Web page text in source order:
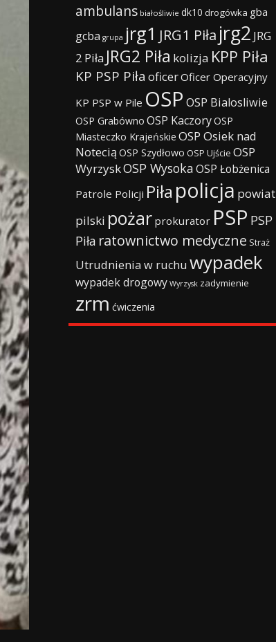
ambulans białośliwie dk10 drogówka gba
gcba grupa jrg1 JRG1 Piła jrg2 JRG
2 Piła JRG2 Piła kolizja KPP Piła
KP PSP Piła oficerOficer Operacyjny
KP PSP w Pile OSP OSP Bialosliwie
OSP Grabówno OSP KaczoryOSP
Miasteczko Krajeńskie OSP Osiek nad
Notecią OSP Szydłowo OSP Ujście OSP
WyrzyskOSP WysokaOSP Łobżenica
Patrole Policji Piła policja powiat
pilski pożar prokurator PSP PSP
Piła ratownictwo medyczne Straż
Utrudnienia w ruchu wypadek
wypadek drogowy Wyrzysk zadymienie
zrm ćwiczenia